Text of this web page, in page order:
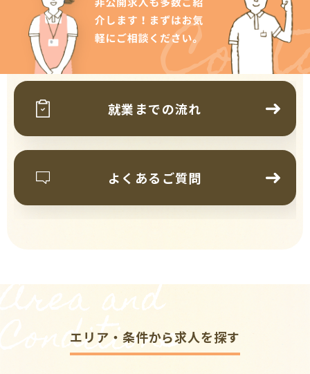
就業までの流れ
よくあるご質問
Area and
Conditions
エリア・条件から求人を探す